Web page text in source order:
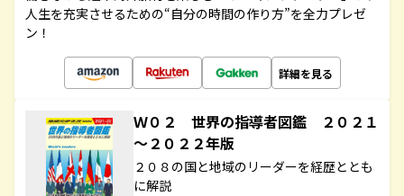
人生を充実させるための“自分の時間の作り方”を全力プレゼ
ン！
詳細を見る
Ｗ０２ 世界の指導者図鑑 ２０２１
～２０２２年版
２０８の国と地域のリーダーを経歴ととも
に解説